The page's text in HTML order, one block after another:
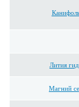
Лития
Магний